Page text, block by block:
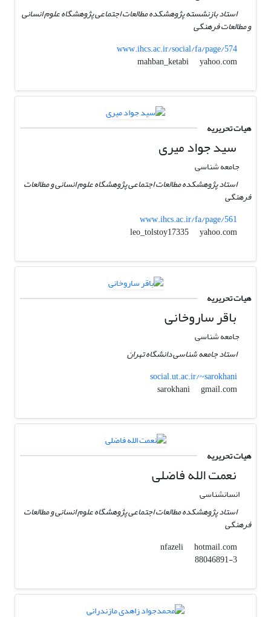
استاد بازنشسته پژوهشکده مطالعات اجتماعی پژوهشگاه علوم انسانی
و مطالعات فرهنگی
www.ihcs.ac.ir/social/fa/page/574
mahban_ketabi
yahoo.com
هیات تحریریه
سید جواد میری
جامعه شناسی
استاد پژوهشکده مطالعات اجتماعی پژوهشگاه علوم انسانی و مطالعات
فرهنگی
www.ihcs.ac.ir/fa/page/561
leo_tolstoy17335
yahoo.com
هیات تحریریه
باقر ساروخانی
جامعه شناسی
استاد جامعه شناسی دانشگاه تهران
social.ut.ac.ir/~sarokhani
sarokhani
gmail.com
هیات تحریریه
نعمت الله فاضلی
انسانشناسی
استاد پژوهشکده مطالعات اجتماعی پژوهشگاه علوم انسانی و مطالعات
فرهنگی
nfazeli
hotmail.com
88046891-3